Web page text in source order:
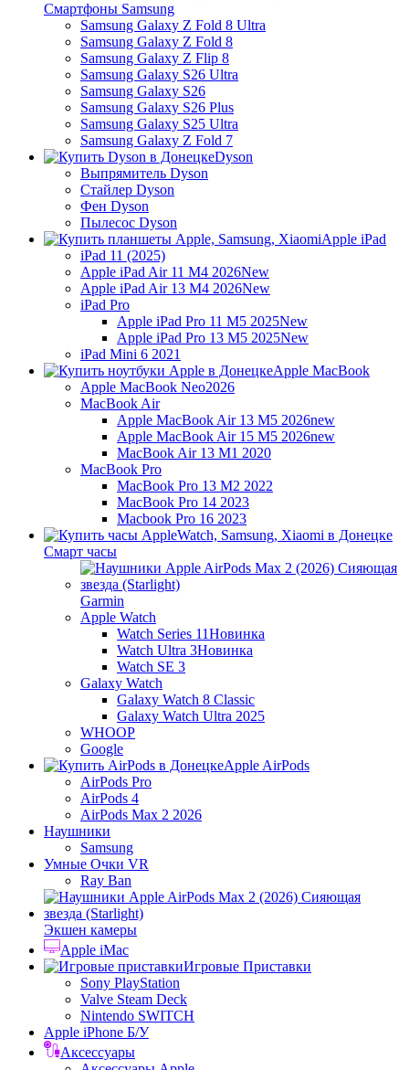
Смартфоны Samsung
Samsung Galaxy Z Fold 8 Ultra
Samsung Galaxy Z Fold 8
Samsung Galaxy Z Flip 8
Samsung Galaxy S26 Ultra
Samsung Galaxy S26
Samsung Galaxy S26 Plus
Samsung Galaxy S25 Ultra
Samsung Galaxy Z Fold 7
Dyson
Выпрямитель Dyson
Стайлер Dyson
Фен Dyson
Пылесос Dyson
Apple iPad
iPad 11 (2025)
Apple iPad Air 11 M4 2026New
Apple iPad Air 13 M4 2026New
iPad Pro
Apple iPad Pro 11 M5 2025New
Apple iPad Pro 13 M5 2025New
iPad Mini 6 2021
Apple MacBook
Apple MacBook Neo2026
MacBook Air
Apple MacBook Air 13 M5 2026new
Apple MacBook Air 15 M5 2026new
MacBook Air 13 M1 2020
MacBook Pro
MacBook Pro 13 M2 2022
MacBook Pro 14 2023
Macbook Pro 16 2023
Смарт часы
Garmin
Apple Watch
Watch Series 11Новинка
Watch Ultra 3Новинка
Watch SE 3
Galaxy Watch
Galaxy Watch 8 Classic
Galaxy Watch Ultra 2025
WHOOP
Google
Apple AirPods
AirPods Pro
AirPods 4
AirPods Max 2 2026
Наушники
Samsung
Умные Очки VR
Ray Ban
Экшен камеры
Apple iMac
Игровые Приставки
Sony PlayStation
Valve Steam Deck
Nintendo SWITCH
Apple iPhone Б/У
Аксессуары